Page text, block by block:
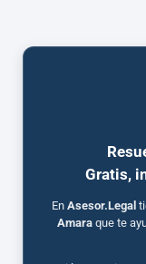
Gratis,
En Asesor.Legal
Amaraque te